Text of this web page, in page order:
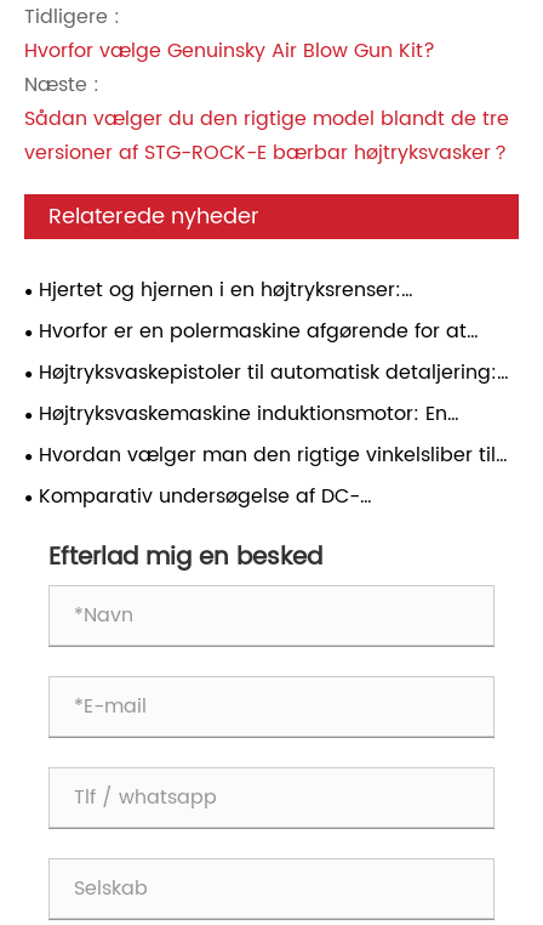
Tidligere :
Hvorfor vælge Genuinsky Air Blow Gun Kit?
Næste :
Sådan vælger du den rigtige model blandt de tre
versioner af STG-ROCK-E bærbar højtryksvasker？
Relaterede nyheder
Hjertet og hjernen i en højtryksrenser:
induktionsmotor og trykregulator – en praktisk
Hvorfor er en polermaskine afgørende for at
opnå professionelle overfladefinishingsresultater
Højtryksvaskepistoler til automatisk detaljering:
Tryktilpasning, dysevalg og daglig
brugspålidelighed
Højtryksvaskemaskine induktionsmotor: En
omfattende analyse
Hvordan vælger man den rigtige vinkelsliber til
forskellige applikationer?
​Komparativ undersøgelse af DC-
typer punktsvejsemaskiner
Efterlad mig en besked